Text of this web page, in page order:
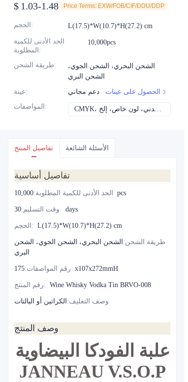
$ 1.03-1.48 Price Terms: EXW/FOB/CIF/DDU/DDP
الحجم : L(17.5)*W(10.7)*H(27.2) cm
الحد الأدنى للكمية
المطلوبة :
10,000pcs
طريقة الشحن:
الشحن البحري، الشحن الجوي،
الشحن البري
عينة: دعم مجاني
الحصول على عينات
المواصفات : CMYK، بانتون، معدني، لون خاص، إلخ
تفاصيل المنتج الأسئلة الشائعة
تفاصيل أساسية
الحد الأدنى للكمية المطلوبة: 10,000pcs
وقت التسليم: 30 days
الحجم : L(17.5)*W(10.7)*H(27.2) cm
طريقة الشحن: الشحن البحري، الشحن الجوي، الشحن
البري
رقم المواصفات: 175x107x272mmH
رقم المنتج: Wine Whisky Vodka Tin BRVO-008
وصف التغليف: الكراتين أو البالتات
وصف المنتج
علبة الفودكا البيضاوية
JANNEAU V.S.O.P